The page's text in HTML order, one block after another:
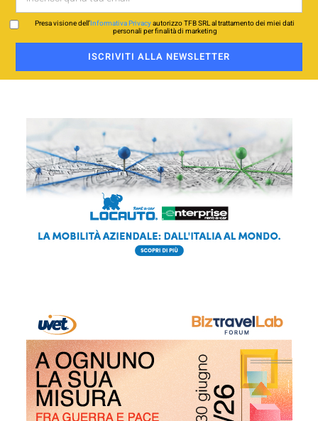
Presa visione dell’Informativa Privacyautorizzo TFB SRL al trattamento dei miei dati
personali per finalità di marketing
ISCRIVITI ALLA NEWSLETTER